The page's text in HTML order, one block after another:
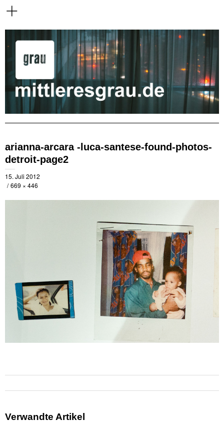
arianna-arcara -luca-santese-found-photos-
detroit-page2
15. Juli 2012
669 × 446
Verwandte Artikel